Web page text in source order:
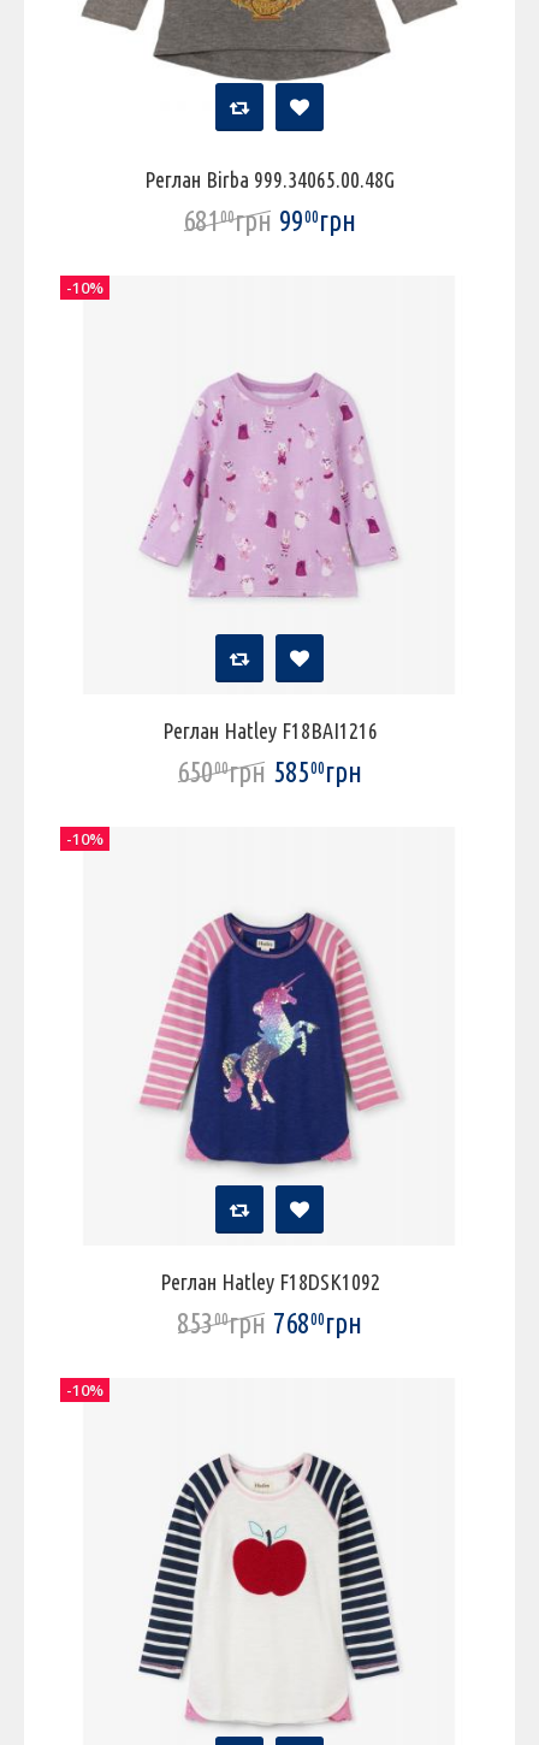
Реглан Birba 999.34065.00.48G
68100грн 9900грн
Реглан Hatley F18BAI1216
65000грн 58500грн
-10%
Реглан Hatley F18DSK1092
85300грн 76800грн
-10%
-10%